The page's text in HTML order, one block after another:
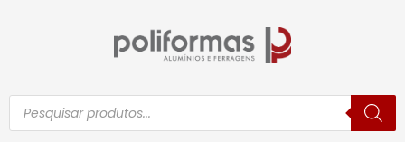
Pesquisar
produtos